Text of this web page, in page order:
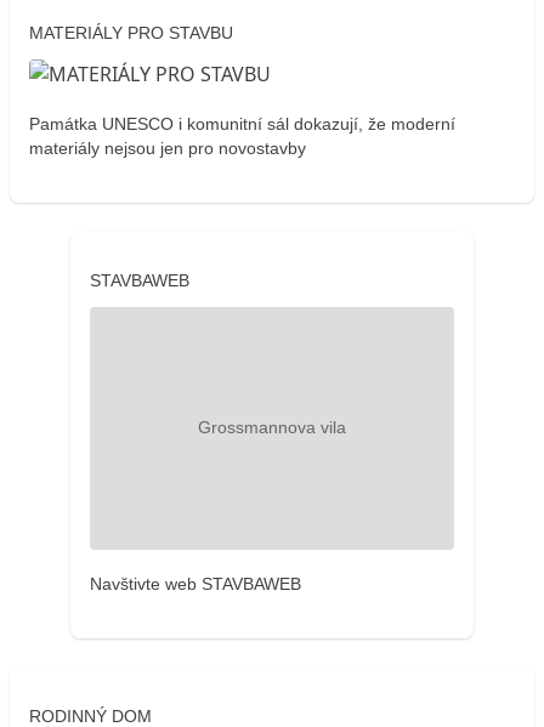
MATERIÁLY PRO STAVBU
Památka UNESCO i komunitní sál dokazují, že moderní
materiály nejsou jen pro novostavby
STAVBAWEB
Navštivte web STAVBAWEB
RODINNÝ DOM